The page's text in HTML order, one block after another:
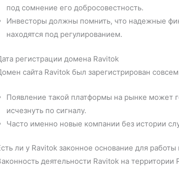
под сомнение его добросовестность.
Инвесторы должны помнить, что надежные
находятся под регулированием.
регистрации домена Ravitok
сайта Ravitok был зарегистрирован
Появление такой платформы на рынке может
исчезнуть по сигналу.
Часто именно новые компании без истории
ли у Ravitok законное основание для работы
деятельности Ravitok на